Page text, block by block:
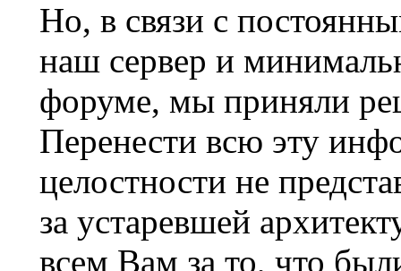
Но, в связи с
наш сервер и
форуме, мы приняли
Перенести всю эту
целостности не
за устаревшей
всем Вам за то, что